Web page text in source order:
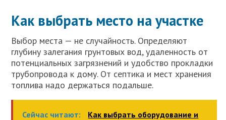
Как выбрать место на участке
Выбор места — не случайность. Определяют
глубину залегания грунтовых вод, удаленность от
потенциальных загрязнений и удобство прокладки
трубопровода к дому. От септика и мест хранения
топлива надо держаться подальше.
Сейчас читают:
Как выбрать оборудование и